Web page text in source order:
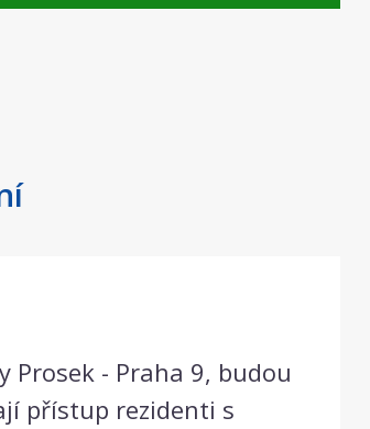
Prosek - Praha 9, budou
přístup rezidenti s